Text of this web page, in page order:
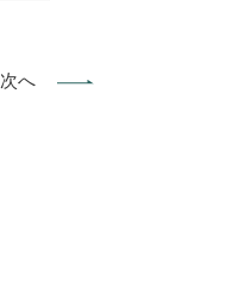
次へ